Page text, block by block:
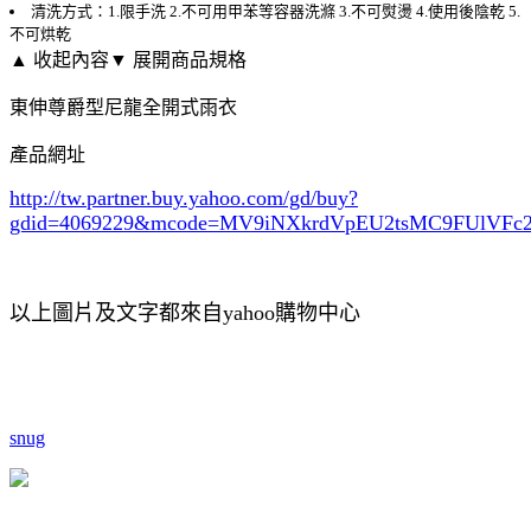
清洗方式：1.限手洗 2.不可用甲苯等容器洗滌 3.不可熨燙 4.使用後陰乾 5.
不可烘乾
▲ 收起內容▼ 展開商品規格
東伸尊爵型尼龍全開式雨衣
產品網址
http://tw.partner.buy.yahoo.com/gd/buy?
gdid=4069229
以上圖片及文字都來自yahoo購物中心
snug